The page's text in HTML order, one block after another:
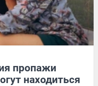
пропажи
находиться